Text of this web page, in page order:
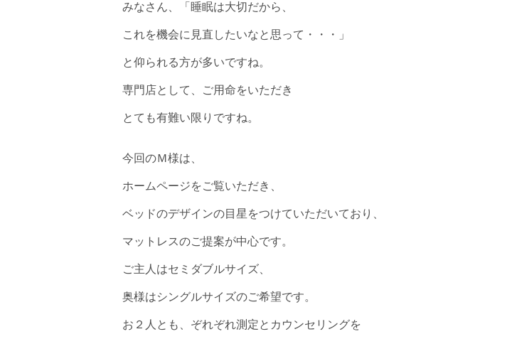
みなさん、「睡眠は大切だから、
これを機会に見直したいなと思って・・・」
と仰られる方が多いですね。
専門店として、ご用命をいただき
とても有難い限りですね。
今回のＭ様は、
ホームページをご覧いただき、
ベッドのデザインの目星をつけていただいており、
マットレスのご提案が中心です。
ご主人はセミダブルサイズ、
奥様はシングルサイズのご希望です。
お２人とも、ぞれぞれ測定とカウンセリングを